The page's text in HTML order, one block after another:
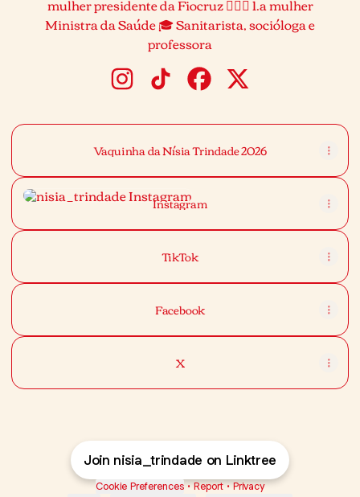
mulher presidente da Fiocruz 🙋🏻‍♀️ 1.a mulher
Ministra da Saúde 🎓 Sanitarista, socióloga e
professora
nisia_trindade Instagram
nisia_trindade TikTok
nisia_trindade Facebook
Vaquinha da Nísia Trindade 2026
Instagram
Instagram
TikTok
Facebook
X
Join nisia_trindade on Linktree
Cookie Preferences • Report • Privacy